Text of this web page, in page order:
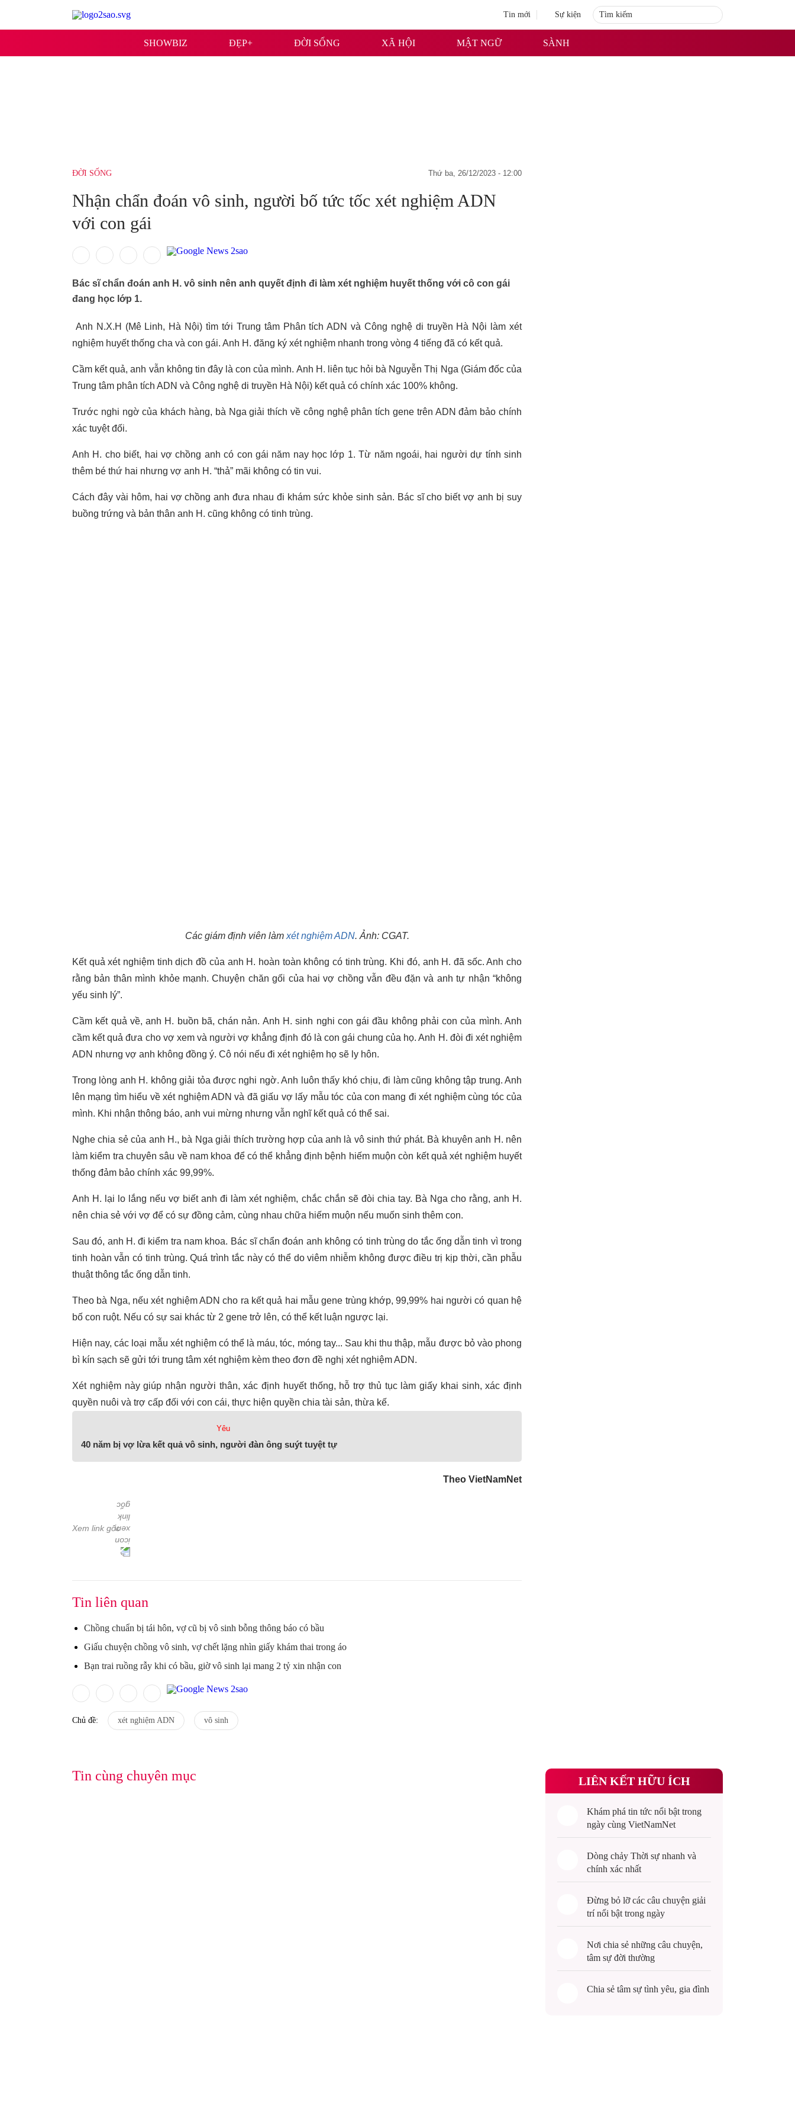
Tin mới Sự kiện
SHOWBIZ ĐẸP+ ĐỜI SỐNG XÃ HỘI MẬT NGỮ SÀNH
ĐỜI SỐNG thứ ba, 26/12/2023 - 12:00
Nhận chẩn đoán vô sinh, người bố tức tốc xét nghiệm ADN
với con gái
Bác sĩ chẩn đoán anh H. vô sinh nên anh quyết định đi làm xét nghiệm huyết thống với cô con gái
đang học lớp 1.
Anh N.X.H (Mê Linh, Hà Nội) tìm tới Trung tâm Phân tích ADN và Công nghệ di truyền Hà Nội làm xét
nghiệm huyết thống cha và con gái. Anh H. đăng ký xét nghiệm nhanh trong vòng 4 tiếng đã có kết quả.
Cầm kết quả, anh vẫn không tin đây là con của mình. Anh H. liên tục hỏi bà Nguyễn Thị Nga (Giám đốc của
Trung tâm phân tích ADN và Công nghệ di truyền Hà Nội) kết quả có chính xác 100% không.
Trước nghi ngờ của khách hàng, bà Nga giải thích về công nghệ phân tích gene trên ADN đảm bảo chính
xác tuyệt đối.
Anh H. cho biết, hai vợ chồng anh có con gái năm nay học lớp 1. Từ năm ngoái, hai người dự tính sinh
thêm bé thứ hai nhưng vợ anh H. “thả” mãi không có tin vui.
Cách đây vài hôm, hai vợ chồng anh đưa nhau đi khám sức khỏe sinh sản. Bác sĩ cho biết vợ anh bị suy
buồng trứng và bản thân anh H. cũng không có tinh trùng.
Các giám định viên làm xét nghiệm ADN. Ảnh: CGAT.
Kết quả xét nghiệm tinh dịch đồ của anh H. hoàn toàn không có tinh trùng. Khi đó, anh H. đã sốc. Anh cho
rằng bản thân mình khỏe mạnh. Chuyện chăn gối của hai vợ chồng vẫn đều đặn và anh tự nhận “không
yếu sinh lý”.
Cầm kết quả về, anh H. buồn bã, chán nản. Anh H. sinh nghi con gái đầu không phải con của mình. Anh
cầm kết quả đưa cho vợ xem và người vợ khẳng định đó là con gái chung của họ. Anh H. đòi đi xét nghiệm
ADN nhưng vợ anh không đồng ý. Cô nói nếu đi xét nghiệm họ sẽ ly hôn.
Trong lòng anh H. không giải tỏa được nghi ngờ. Anh luôn thấy khó chịu, đi làm cũng không tập trung. Anh
lên mạng tìm hiểu về xét nghiệm ADN và đã giấu vợ lấy mẫu tóc của con mang đi xét nghiệm cùng tóc của
mình. Khi nhận thông báo, anh vui mừng nhưng vẫn nghĩ kết quả có thể sai.
Nghe chia sẻ của anh H., bà Nga giải thích trường hợp của anh là vô sinh thứ phát. Bà khuyên anh H. nên
làm kiểm tra chuyên sâu về nam khoa để có thể khẳng định bệnh hiếm muộn còn kết quả xét nghiệm huyết
thống đảm bảo chính xác 99,99%.
Anh H. lại lo lắng nếu vợ biết anh đi làm xét nghiệm, chắc chắn sẽ đòi chia tay. Bà Nga cho rằng, anh H.
nên chia sẻ với vợ để có sự đồng cảm, cùng nhau chữa hiếm muộn nếu muốn sinh thêm con.
Sau đó, anh H. đi kiểm tra nam khoa. Bác sĩ chẩn đoán anh không có tinh trùng do tắc ống dẫn tinh vì trong
tinh hoàn vẫn có tinh trùng. Quá trình tắc này có thể do viêm nhiễm không được điều trị kịp thời, cần phẫu
thuật thông tắc ống dẫn tinh.
Theo bà Nga, nếu xét nghiệm ADN cho ra kết quả hai mẫu gene trùng khớp, 99,99% hai người có quan hệ
bố con ruột. Nếu có sự sai khác từ 2 gene trở lên, có thể kết luận ngược lại.
Hiện nay, các loại mẫu xét nghiệm có thể là máu, tóc, móng tay... Sau khi thu thập, mẫu được bỏ vào phong
bì kín sạch sẽ gửi tới trung tâm xét nghiệm kèm theo đơn đề nghị xét nghiệm ADN.
Xét nghiệm này giúp nhận người thân, xác định huyết thống, hỗ trợ thủ tục làm giấy khai sinh, xác định
quyền nuôi và trợ cấp đối với con cái, thực hiện quyền chia tài sản, thừa kế.
Yêu
40 năm bị vợ lừa kết quả vô sinh, người đàn ông suýt tuyệt tự
Theo VietNamNet
Xem link gốc
Tin liên quan
Chồng chuẩn bị tái hôn, vợ cũ bị vô sinh bỗng thông báo có bầu
Giấu chuyện chồng vô sinh, vợ chết lặng nhìn giấy khám thai trong áo
Bạn trai ruồng rẫy khi có bầu, giờ vô sinh lại mang 2 tỷ xin nhận con
Chủ đề: xét nghiệm ADN vô sinh
Tin cùng chuyên mục LIÊN KẾT HỮU ÍCH
Khám phá tin tức nổi bật trong
ngày cùng VietNamNet
Dòng chảy Thời sự nhanh và
chính xác nhất
Đừng bỏ lỡ các câu chuyện giải
trínổi bật trong ngày
Nơi chia sẻ những câu chuyện,
tâm sự đời thường
Chia sẻ tâm sự tình yêu, gia đình